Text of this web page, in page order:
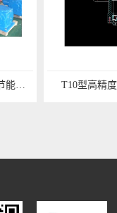
T10型高精度转向器 库存